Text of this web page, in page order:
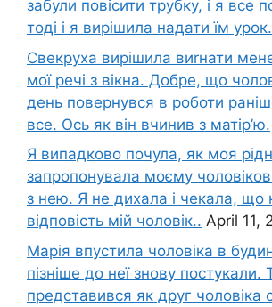
забули повісити трубку, і я все
тоді і я вирішила надати їм урок.
Свекруха вирішила виrнати
мої речі з вікна. Добре, що
день повернувся в роботи
все. Ось як він вчинив з матір’ю.
Я випадково почула, як моя
запропонувала моєму
з нею. Я не дихала і чекала, що
відповість мій чоловік.. April 11,
Марія впустила чоловіка в
пізніше до неї знову постукали.
представився як друг чоловіка